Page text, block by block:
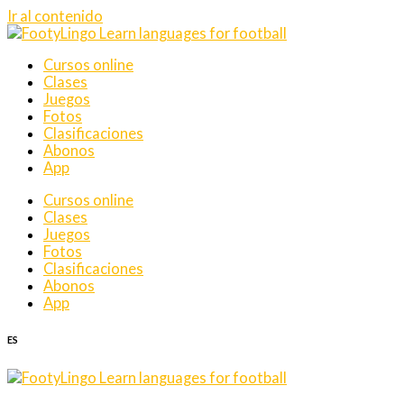
Ir al contenido
Cursos online
Clases
Juegos
Fotos
Clasificaciones
Abonos
App
Cursos online
Clases
Juegos
Fotos
Clasificaciones
Abonos
App
ES